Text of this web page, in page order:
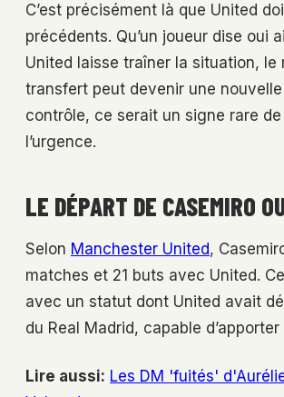
C’est précisément là que United
précédents. Qu’un joueur dise oui
United laisse traîner la situation,
transfert peut devenir une
contrôle, ce serait un signe rare
l’urgence.
LE DÉPART DE CASEMIRO
Selon Manchester United,
matches et 21 buts avec United.
avec un statut dont United avait
du Real Madrid, capable
Lire aussi: Les DM 'fuités'